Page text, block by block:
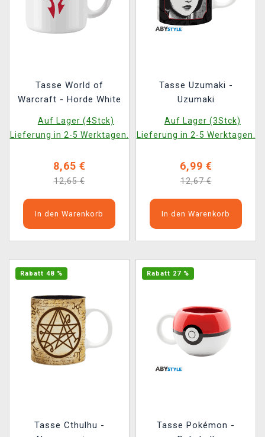
Tasse World of
Warcraft - Horde White
Auf Lager (4Stck)
Lieferung in 2-5 Werktagen.
8,65 €
12,65 €
In den Warenkorb
Tasse Uzumaki -
Uzumaki
Auf Lager (3Stck)
Lieferung in 2-5 Werktagen.
6,99 €
12,67 €
In den Warenkorb
Rabatt 48 %
Tasse Cthulhu -
Rabatt 27 %
Tasse Pokémon -